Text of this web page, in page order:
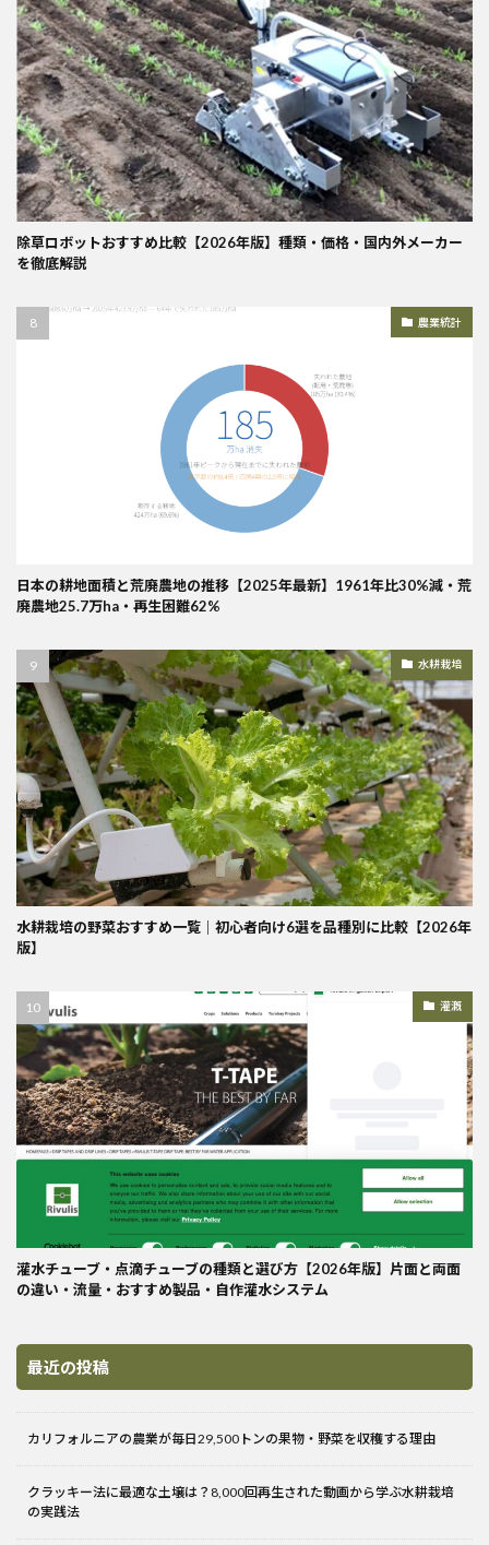
除草ロボットおすすめ比較【2026年版】種類・価格・国内外メーカー
を徹底解説
農業統計
日本の耕地面積と荒廃農地の推移【2025年最新】1961年比30%減・荒
廃農地25.7万ha・再生困難62%
水耕栽培
水耕栽培の野菜おすすめ一覧｜初心者向け6選を品種別に比較【2026年
版】
灌漑
灌水チューブ・点滴チューブの種類と選び方【2026年版】片面と両面
の違い・流量・おすすめ製品・自作灌水システム
最近の投稿
カリフォルニアの農業が毎日29,500トンの果物・野菜を収穫する理由
クラッキー法に最適な土壌は？8,000回再生された動画から学ぶ水耕栽培
の実践法